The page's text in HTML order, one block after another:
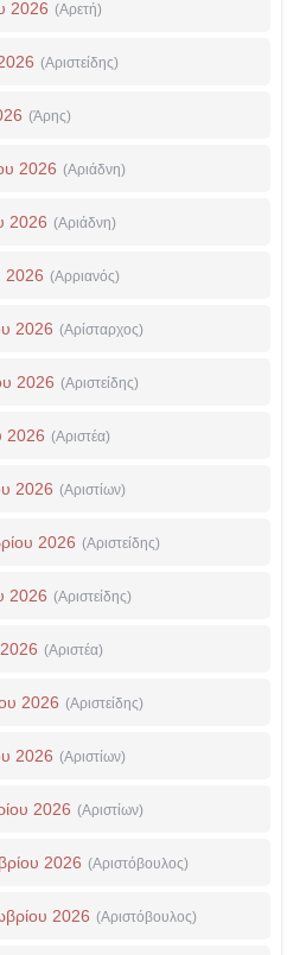
2026 (Αρετή)
(Αριστείδης)
(Άρης)
2026 (Αριάδνη)
2026 (Αριάδνη)
2026 (Αρριανός)
2026 (Αρίσταρχος)
2026 (Αριστείδης)
2026 (Αριστέα)
2026 (Αριστίων)
2026 (Αριστείδης)
2026 (Αριστείδης)
(Αριστέα)
2026 (Αριστείδης)
2026 (Αριστίων)
2026 (Αριστίων)
2026 (Αριστόβουλος)
2026 (Αριστόβουλος)